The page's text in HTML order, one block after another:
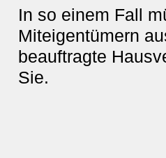
In so einem Fall
Miteigentümern
beauftragte
Sie.